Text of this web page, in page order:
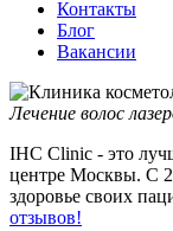
Контакты
Блог
Вакансии
Лечение волос
IHC Clinic - это
центре Москвы. С
здоровье своих
отзывов!